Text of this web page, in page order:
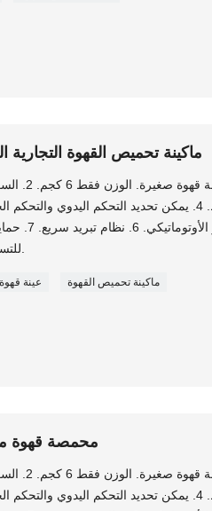
ماكينة تحميص القهوة التجارية
القشر
عينة ماكينة تحميص القهوة
محمصة قهوة